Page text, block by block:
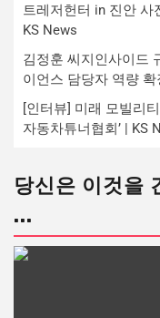
트레저헌터 in 진안 사
KS News
김정훈 씨지인사이드
이언스 담당자 역량
[인터뷰] 미래 모빌리
자동차튜너협회’ | KS
당신은 이것을
...